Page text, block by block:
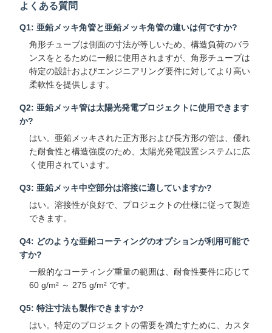
よくある質問
Q1: 亜鉛メッキ角管と亜鉛メッキ角管の違いは何ですか?
角形チューブは側面の寸法が等しいため、構造負荷のバラ
ンスをとるために一般に使用されますが、角形チューブは
特定の設計およびエンジニアリング要件に対してより高い
柔軟性を提供します。
Q2: 亜鉛メッキ管は太陽光発電プロジェクトに使用できます
か?
はい。亜鉛メッキされた正方形および長方形の管は、優れ
た耐食性と構造強度のため、太陽光発電設置システムに広
く使用されています。
Q3: 亜鉛メッキ中空部分は溶接に適していますか?
はい。溶接性が良好で、プロジェクトの仕様に従って製造
できます。
Q4: どのような亜鉛コーティングのオプションが利用可能で
すか?
一般的なコーティング重量の範囲は、耐食性要件に応じて
60 g/m² ～ 275 g/m² です。
Q5: 特注寸法も製作できますか?
はい。特定のプロジェクトの需要を満たすために、カスタ